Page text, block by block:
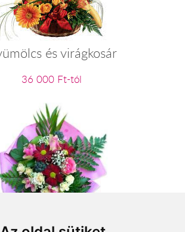
és virágkosár
36 000 Ft-tól
Most is rád gondolunk